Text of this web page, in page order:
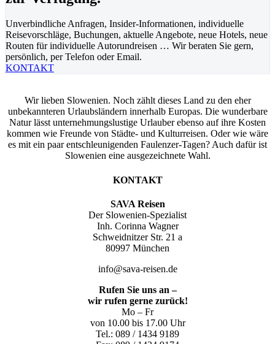
Unverbindliche Anfragen, Insider-Informationen, individuelle
Reisevorschläge, Buchungen, aktuelle Angebote, neue Hotels, neue
Routen für individuelle Autorundreisen … Wir beraten Sie gern,
persönlich, per Telefon oder Email.
KONTAKT
Wir lieben Slowenien. Noch zählt dieses Land zu den eher
unbekannteren Urlaubsländern innerhalb Europas. Die wunderbare
Natur lässt unternehmungslustige Urlauber ebenso auf ihre Kosten
kommen wie Freunde von Städte- und Kulturreisen. Oder wie wäre
es mit ein paar entschleunigenden Faulenzer-Tagen? Auch dafür ist
Slowenien eine ausgezeichnete Wahl.
KONTAKT
SAVA Reisen
Der Slowenien-Spezialist
Inh. Corinna Wagner
Schweidnitzer Str. 21 a
80997 München
info@sava-reisen.de
Rufen Sie uns an –
wir rufen gerne zurück!
Mo – Fr
von 10.00 bis 17.00 Uhr
Tel.: 089 / 1434 9189